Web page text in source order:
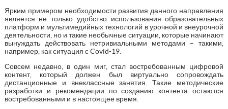
Ярким примером необходимости развития данного направления
является не только удобство использования образовательных
платформ и мультимедийных технологий в урочной и внеурочной
деятельности, но и такие необычные ситуации, которые начинают
вынуждать действовать нетривиальными методами – такими,
например, как ситуация с Covid-19.
Совсем недавно, в один миг, стал востребованным цифровой
контент, который должен был виртуально сопровождать
дистанционные и внеклассные занятия. Такие методические
разработки и рекомендации по созданию контента остаются
востребованными и в настоящее время.